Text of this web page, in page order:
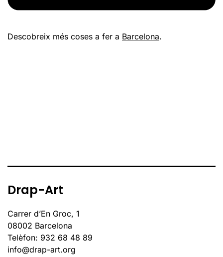
Descobreix més coses a fer a Barcelona.
Drap-Art
Carrer d’En Groc, 1
08002 Barcelona
Telèfon: 932 68 48 89
info@drap-art.org